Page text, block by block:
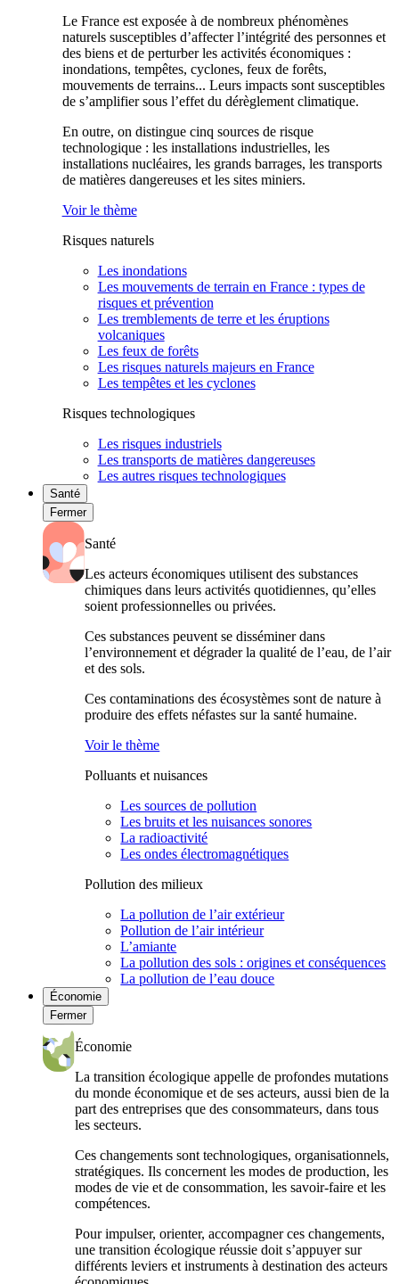
Le France est exposée à de nombreux phénomènes
naturels susceptibles d’affecter l’intégrité des personnes et
des biens et de perturber les activités économiques :
inondations, tempêtes, cyclones, feux de forêts,
mouvements de terrains... Leurs impacts sont susceptibles
de s’amplifier sous l’effet du dérèglement climatique.
En outre, on distingue cinq sources de risque
technologique : les installations industrielles, les
installations nucléaires, les grands barrages, les transports
de matières dangereuses et les sites miniers.
Voir le thème
Risques naturels
Les inondations
Les mouvements de terrain en France : types de
risques et prévention
Les tremblements de terre et les éruptions
volcaniques
Les feux de forêts
Les risques naturels majeurs en France
Les tempêtes et les cyclones
Risques technologiques
Les risques industriels
Les transports de matières dangereuses
Les autres risques technologiques
Santé
Fermer
Santé
Les acteurs économiques utilisent des substances
chimiques dans leurs activités quotidiennes, qu’elles
soient professionnelles ou privées.
Ces substances peuvent se disséminer dans
l’environnement et dégrader la qualité de l’eau, de l’air
et des sols.
Ces contaminations des écosystèmes sont de nature à
produire des effets néfastes sur la santé humaine.
Voir le thème
Polluants et nuisances
Les sources de pollution
Les bruits et les nuisances sonores
La radioactivité
Les ondes électromagnétiques
Pollution des milieux
La pollution de l’air extérieur
Pollution de l’air intérieur
L’amiante
La pollution des sols : origines et conséquences
La pollution de l’eau douce
Économie
Fermer
Économie
La transition écologique appelle de profondes mutations
du monde économique et de ses acteurs, aussi bien de la
part des entreprises que des consommateurs, dans tous
les secteurs.
Ces changements sont technologiques, organisationnels,
stratégiques. Ils concernent les modes de production, les
modes de vie et de consommation, les savoir-faire et les
compétences.
Pour impulser, orienter, accompagner ces changements,
une transition écologique réussie doit s’appuyer sur
différents leviers et instruments à destination des acteurs